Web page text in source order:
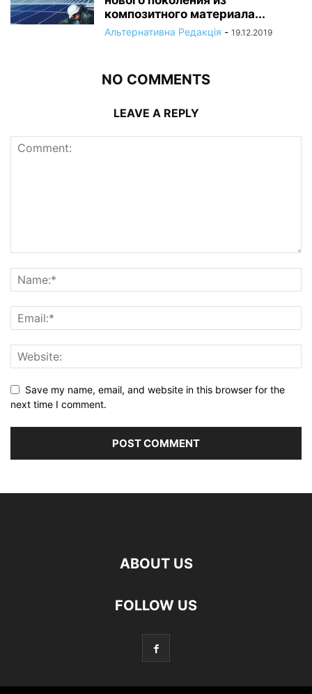
композитного материала...
Альтернативна Редакція - 19.12.2019
NO COMMENTS
LEAVE A REPLY
Save my name, email, and website in this browser for the
next time I comment.
ABOUT US
FOLLOW US